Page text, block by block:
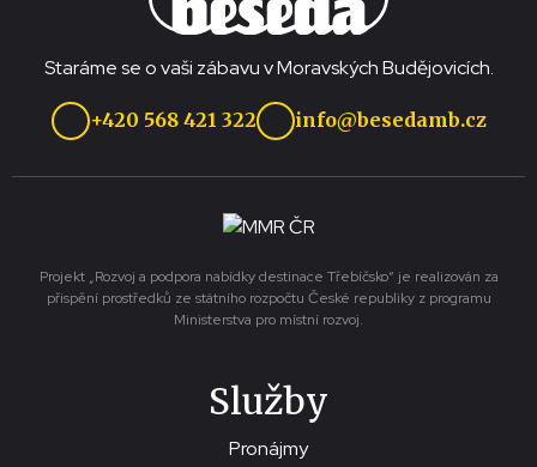
Staráme se o vaši zábavu v Moravských Budějovicích.
+420 568 421 322 info@besedamb.cz
Projekt „Rozvoj a podpora nabídky destinace Třebíčsko“ je realizován za
přispění prostředků ze státního rozpočtu České republiky z programu
Ministerstva pro místní rozvoj.
Služby
Pronájmy